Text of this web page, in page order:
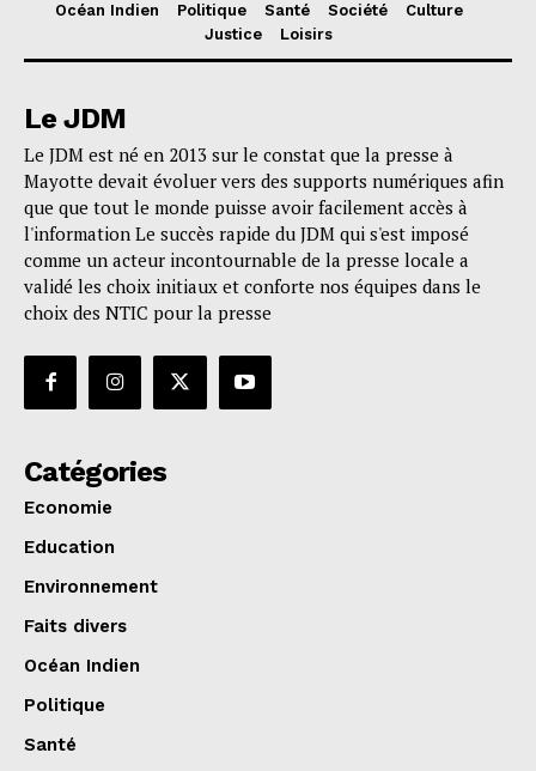
Océan Indien
Politique Santé Société
Culture
Justice
Loisirs
Le JDM
Le JDM est né en 2013 sur le constat que la presse à
Mayotte devait évoluer vers des supports numériques afin
que que tout le monde puisse avoir facilement accès à
l'information Le succès rapide du JDM qui s'est imposé
comme un acteur incontournable de la presse locale a
validé les choix initiaux et conforte nos équipes dans le
choix des NTIC pour la presse
Catégories
Economie
Education
Environnement
Faits divers
Océan Indien
Politique
Santé